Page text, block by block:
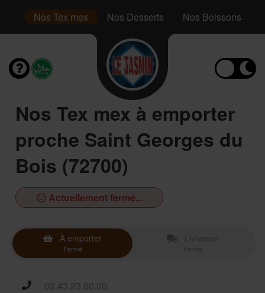
Nos Tex mex Nos Desserts Nos Boissons
Nos Tex mex à emporter
proche Saint Georges du
Bois (72700)
Actuellement fermé...
À emporter
Fermé
02.43.23.80.00